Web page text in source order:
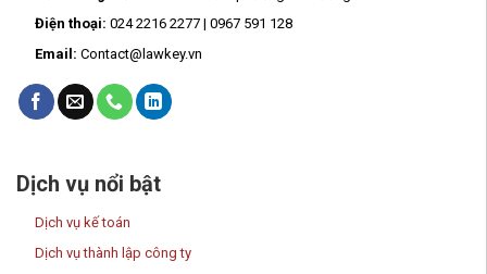
Điện thoại: 024 2216 2277 | 0967 591 128
Email: Contact@lawkey.vn
Dịch vụ nổi bật
Dịch vụ kế toán
Dịch vụ thành lập công ty